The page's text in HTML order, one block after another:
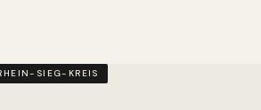
SIEG-KREIS